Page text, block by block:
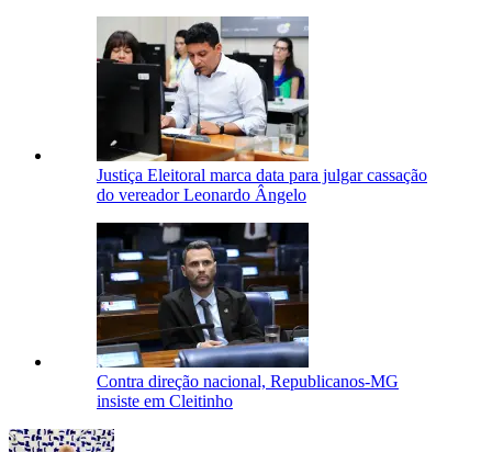
Justiça Eleitoral marca data para julgar cassação
do vereador Leonardo Ângelo
Contra direção nacional, Republicanos-MG
insiste em Cleitinho